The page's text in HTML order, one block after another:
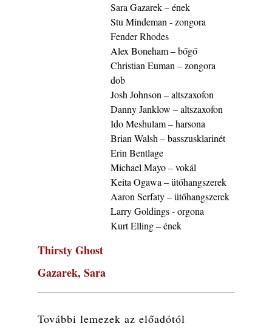
Fusio Group feat. Kertész Erika "New
Visions" lemezbemutató koncert
2026. augusztus 07.
Jazz-rock albumok 1985-ből - Issei Noro
„Sweet Sphere”
2026. augusztus 07.
Jazz-rock albumok 1984-ből - John Scofield
2026. augusztus 06.
X. BOHÉM JAZZFŐVÁROS fesztivál,
Kecskemét, 2026. augusztus 6-9.: 4 nap, 4
színpad, 10 ország zenészei, 40 óra zene és
2026. augusztus 05.
Magyar Jazz ABC – 541. rész: Juhász
2026. augusztus 05.
„Out like a Light”
„Shinola”
Sara Gazarek – ének
Stu Mindeman - zongora
Fender Rhodes
Alex Boneham – bőgő
Christian Euman – zongora
dob
Josh Johnson – altszaxofon
Danny Janklow – altszaxofon
Ido Meshulam – harsona
Brian Walsh – basszusklarinét
Erin Bentlage
Michael Mayo – vokál
Keita Ogawa – ütőhangszerek
Aaron Serfaty – ütőhangszerek
Larry Goldings - orgona
Kurt Elling – ének
Thirsty Ghost
Gazarek, Sara
További lemezek az előadótól